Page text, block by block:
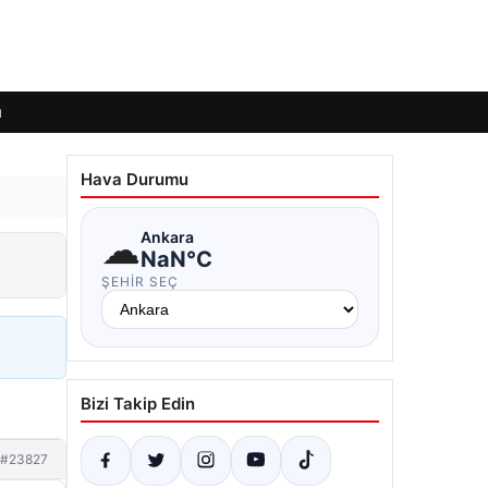
#23827
Hava Durumu
☁Ankara
NaN°C
ŞEHIR SEÇ
Bizi Takip Edin